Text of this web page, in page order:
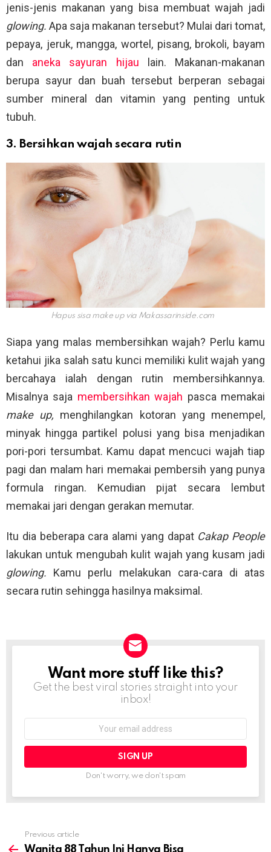
jenis-jenis makanan yang bisa membuat wajah jadi
glowing. Apa saja makanan tersebut? Mulai dari tomat,
pepaya, jeruk, mangga, wortel, pisang, brokoli, bayam
dan aneka sayuran hijau lain. Makanan-makanan
berupa sayur dan buah tersebut berperan sebagai
sumber mineral dan vitamin yang penting untuk
tubuh.
3. Bersihkan wajah secara rutin
Hapus sisa make up via Makassarinside.com
Siapa yang malas membersihkan wajah? Perlu kamu
ketahui jika salah satu kunci memiliki kulit wajah yang
bercahaya ialah dengan rutin membersihkannya.
Misalnya saja membersihkan wajah pasca memakai
make up, menghilangkan kotoran yang menempel,
minyak hingga partikel polusi yang bisa menjadikan
pori-pori tersumbat. Kamu dapat mencuci wajah tiap
pagi dan malam hari memakai pembersih yang punya
formula ringan. Kemudian pijat secara lembut
memakai jari dengan gerakan memutar.
Itu dia beberapa cara alami yang dapat Cakap People
lakukan untuk mengubah kulit wajah yang kusam jadi
glowing. Kamu perlu melakukan cara-cara di atas
secara rutin sehingga hasilnya maksimal.
NEWSLETTER
Want more stuff like this?
Get the best viral stories straight into your
inbox!
Don't worry, we don't spam
more
Previous article
Wanita 88 Tahun Ini Hanya Bisa